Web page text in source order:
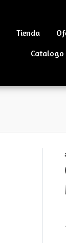
Tienda
Catalogo